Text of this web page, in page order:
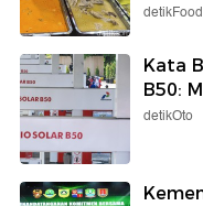
detikFood
Kata
B50:
detikOto